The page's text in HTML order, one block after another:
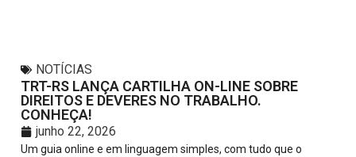
NOTÍCIAS
TRT-RS LANÇA CARTILHA ON-LINE SOBRE
DIREITOS E DEVERES NO TRABALHO.
CONHEÇA!
junho 22, 2026
Um guia online e em linguagem simples, com tudo que o